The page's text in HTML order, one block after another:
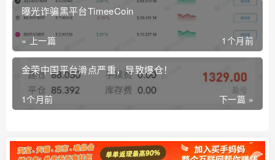
曝光诈骗黑平台TimeeCoin
« 上一篇 1个月前
金荣中国平台滑点严重，导致爆仓！
下一篇 »
1个月前